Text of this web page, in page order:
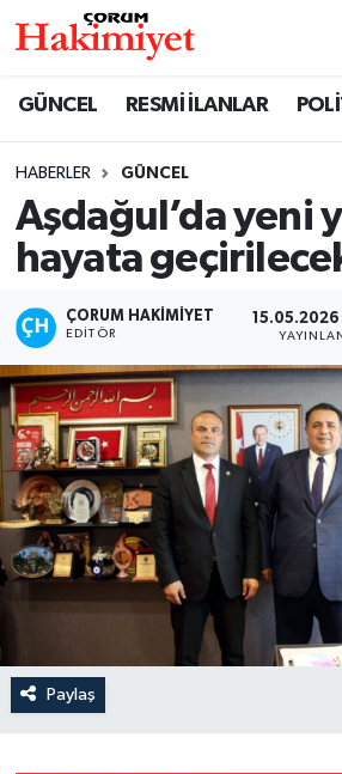
GÜNCEL RESMİ İLANLAR
HABERLER GÜNCEL
Aşdağul’da yeni
hayata
ÇORUM HAKIMIYET
EDITÖR
Paylaş
SAĞLIK
ASAYİŞ
EKONOMİ
GÜNCEL
AKTÜEL
EĞİTİM
İLÇELER
TEKNOLOJİ
Nöbetçi Eczaneler
Çorum Namaz Vakitleri
Trafik Durumu
Süper Lig Puan Durumu ve
Tüm Manşetler
Son Dakika Haberleri
Haber Arşivi